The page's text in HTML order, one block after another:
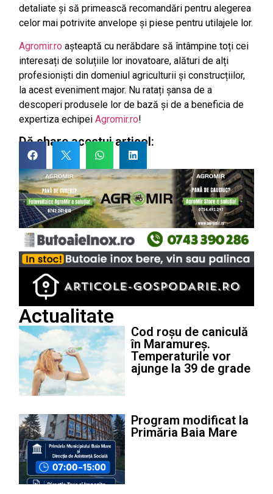
detaliate și să primească recomandări pentru alegerea
celor mai potrivite anvelope și piese pentru utilajele lor.
Agromir.ro așteaptă cu nerăbdare să întâmpine toți cei
interesați de soluțiile lor inovatoare, alături de alți
profesioniști din domeniul agriculturii și construcțiilor,
la acest eveniment major. Nu ratați șansa de a
descoperi produsele lor de bază și de a beneficia de
expertiza echipeiAgromir.ro!
Dă share acestui articol:
Actualitate
Cod roșu de caniculă
în Maramureș.
Temperaturile vor
ajunge la 39 de grade
Program modificat la
Primăria Baia Mare